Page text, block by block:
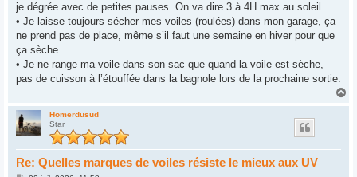
je dégrée avec de petites pauses. On va dire 3 à 4H max au soleil.
• Je laisse toujours sécher mes voiles (roulées) dans mon garage, ça
ne prend pas de place, même s’il faut une semaine en hiver pour que
ça sèche.
• Je ne range ma voile dans son sac que quand la voile est sèche,
pas de cuisson à l’étouffée dans la bagnole lors de la prochaine sortie.
Homerdusud
Star
Re: Quelles marques de voiles résiste le mieux aux UV